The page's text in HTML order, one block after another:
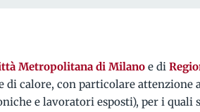
Metropolitana di Milano e di
calore, con particolare attenzione
e lavoratori esposti), per i quali